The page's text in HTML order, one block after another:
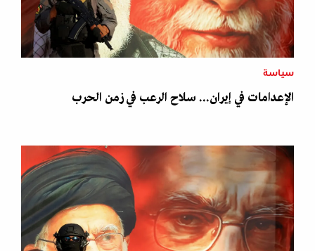
سياسة
الإعدامات في إيران... سلاح الرعب في زمن الحرب